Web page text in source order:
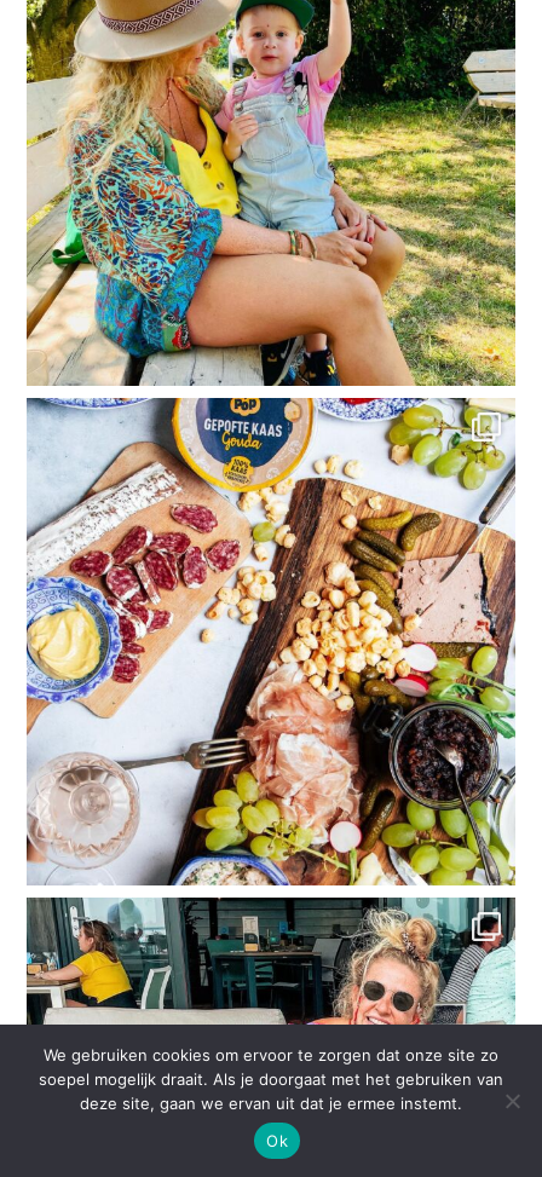
We gebruiken cookies om ervoor te zorgen dat onze site zo
soepel mogelijk draait. Als je doorgaat met het gebruiken van
deze site, gaan we ervan uit dat je ermee instemt.
Ok